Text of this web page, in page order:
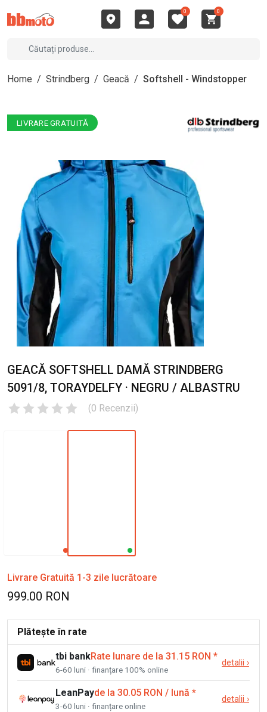
0 0
Home / Strindberg / Geacă / Softshell - Windstopper
LIVRARE GRATUITĂ
GEACĂ SOFTSHELL DAMĂ STRINDBERG
5091/8, TORAYDELFY · NEGRU / ALBASTRU
(0 Recenzii)
Livrare Gratuită 1-3 zile lucrătoare
999.00 RON
Plătește în rate
tbi bankRate lunare de la 31.15 RON *
6-60 luni · finanțare 100% online
detalii ›
LeanPayde la 30.05 RON / lună *
3-60 luni · finanțare online
detalii ›